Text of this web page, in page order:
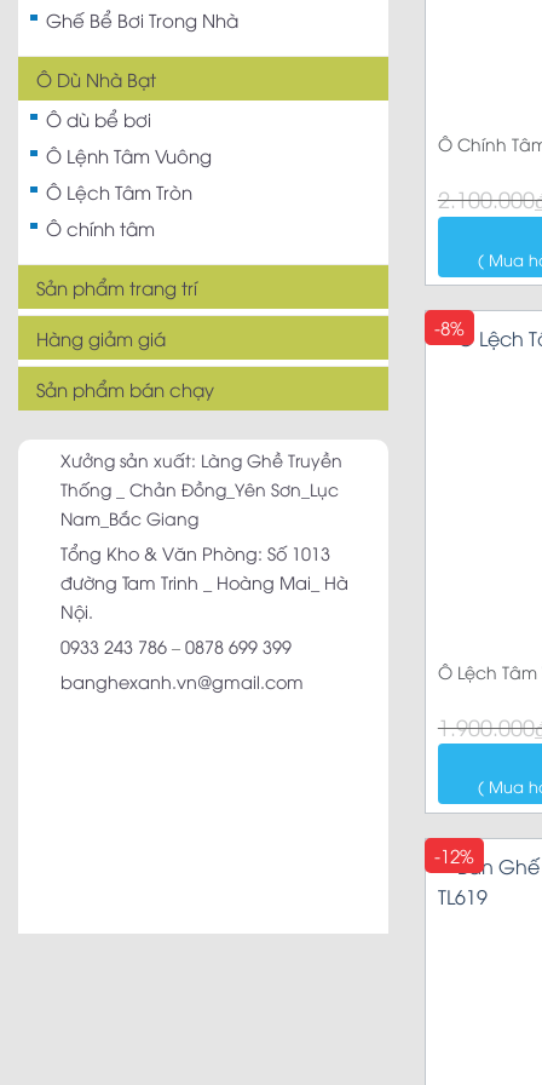
Ghế Bể Bơi Trong Nhà
Ô Dù Nhà Bạt
Ô dù bể bơi
Ô Lệnh Tâm Vuông
Ô Lệch Tâm Tròn
Ô chính tâm
Sản phẩm trang trí
Hàng giảm giá
Sản phẩm bán chạy
Xưởng sản xuất: Làng Ghề Truyền
Thống _ Chản Đồng_Yên Sơn_Lục
Nam_Bắc Giang
Tổng Kho & Văn Phòng: Số 1013
đường Tam Trinh _ Hoàng Mai_ Hà
Nội.
0933 243 786 – 0878 699 399
banghexanh.vn@gmail.com
Ô Chính
2.100.000
Giá
gốc
là:
Giá
hiện
tại
1.860.000₫.
( Mua
-8%
Ô Lệch Tâm
1.900.000
Giá
gốc
là:
Giá
hiện
tại
1.750.000₫.
( Mua
-12%